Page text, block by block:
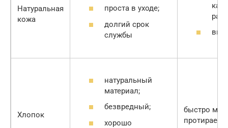
Натуральная
кожа
проста в уходе;
долгий срок
службы
Хлопок
натуральный
материал;
безвредный;
хорошо
быстро
протирается